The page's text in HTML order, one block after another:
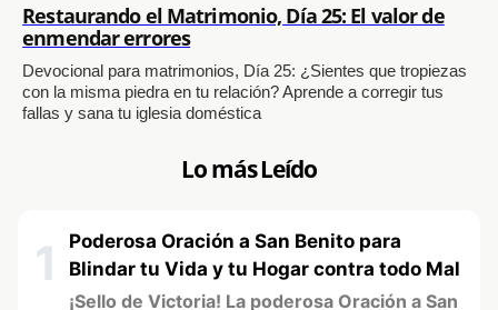
Restaurando el Matrimonio, Día 25: El valor de
enmendar errores
Devocional para matrimonios, Día 25: ¿Sientes que tropiezas
con la misma piedra en tu relación? Aprende a corregir tus
fallas y sana tu iglesia doméstica
Lo más Leído
1
Poderosa Oración a San Benito para
Blindar tu Vida y tu Hogar contra todo Mal
¡Sello de Victoria! La poderosa Oración a San